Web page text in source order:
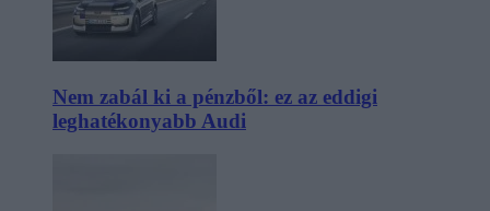
Nem zabál ki a pénzből: ez az eddigi
leghatékonyabb Audi